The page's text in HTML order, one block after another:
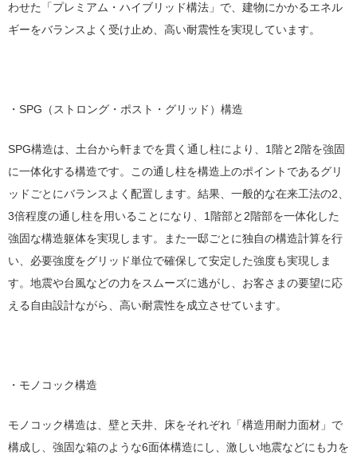
わせた「プレミアム・ハイブリッド構法」で、建物にかかるエネル
ギーをバランスよく受け止め、高い耐震性を実現しています。
・SPG（ストロング・ポスト・グリッド）構造
SPG構造は、土台から軒までを貫く通し柱により、1階と2階を強固
に一体化する構造です。この通し柱を構造上のポイントであるグリ
ッドごとにバランスよく配置します。結果、一般的な在来工法の2、
3倍程度の通し柱を用いることになり、1階部と2階部を一体化した
強固な構造躯体を実現します。また一邸ごとに独自の構造計算を行
い、必要強度をグリッド単位で確保して安定した強度も実現しま
す。地震や台風などの力をスムーズに逃がし、お客さまの要望に応
える自由設計ながら、高い耐震性を成立させています。
・モノコック構造
モノコック構造は、壁と天井、床をそれぞれ「構造用耐力面材」で
構成し、強固な箱のような6面体構造にし、激しい地震などにも力を